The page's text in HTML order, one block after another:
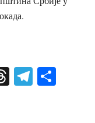
Threads